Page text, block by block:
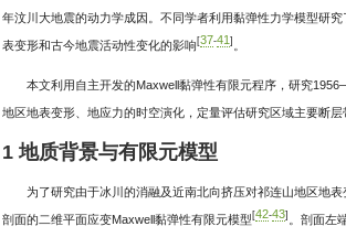
年汶川大地震的动力学成因。不同学者利用黏弹性力学模型研
表变形和古今地震活动性变化的影响 [37-41]
本文利用自主开发的Maxwell黏弹性有限元程序，研究
地区地表变形、地应力的时空演化，定量评估研究区域主要断层
1 地质背景与有限元模型
为了研究由于冰川的消融及近南北向挤压对祁连山地区地
剖面的二维平面应变Maxwell黏弹性有限元模型 [42-43] 。剖面左